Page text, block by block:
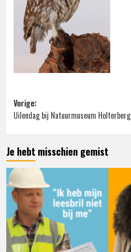
Bericht
navigatie
Vorige:
Uilendag bij Natuurmuseum Holterberg
Je hebt misschien gemist